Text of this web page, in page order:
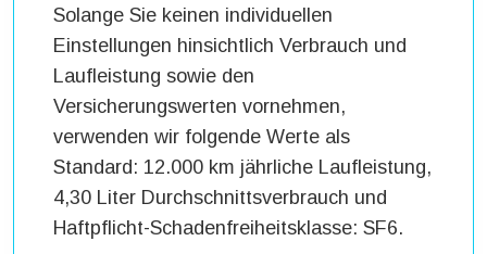
Solange Sie keinen individuellen
Einstellungen hinsichtlich Verbrauch und
Laufleistung sowie den
Versicherungswerten vornehmen,
verwenden wir folgende Werte als
Standard: 12.000 km jährliche Laufleistung,
4,30 Liter Durchschnittsverbrauch und
Haftpflicht-Schadenfreiheitsklasse: SF6.